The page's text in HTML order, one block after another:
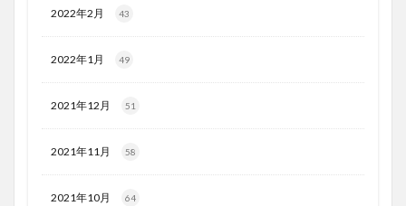
2022年2月 43
2022年1月 49
2021年12月 51
2021年11月 58
2021年10月 64